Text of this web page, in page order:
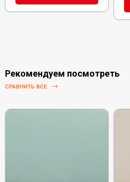
Рекомендуем посмотреть
СРАВНИТЬ ВСЕ